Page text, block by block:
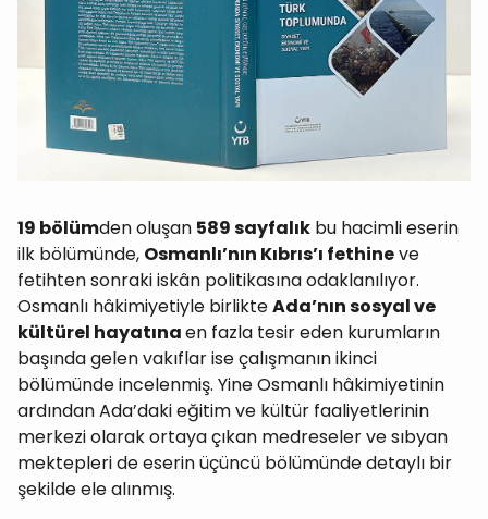
19 bölümden oluşan 589 sayfalık bu hacimli eserin
ilk bölümünde, Osmanlı’nın Kıbrıs’ı fethineve
fetihten sonraki iskân politikasına odaklanılıyor.
Osmanlı hâkimiyetiyle birlikteAda’nın sosyal ve
kültürel hayatınaen fazla tesir eden kurumların
başında gelen vakıflar ise çalışmanın ikinci
bölümünde incelenmiş. Yine Osmanlı hâkimiyetinin
ardından Ada’daki eğitim ve kültür faaliyetlerinin
merkezi olarak ortaya çıkan medreseler ve sıbyan
mektepleri de eserin üçüncü bölümünde detaylı bir
şekilde ele alınmış.